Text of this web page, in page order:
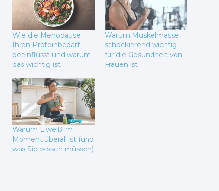
Wie die Menopause
Ihren Proteinbedarf
beeinflusst und warum
das wichtig ist
Warum Muskelmasse
schockierend wichtig
für die Gesundheit von
Frauen ist
Warum Eiweiß im
Moment überall ist (und
was Sie wissen müssen)